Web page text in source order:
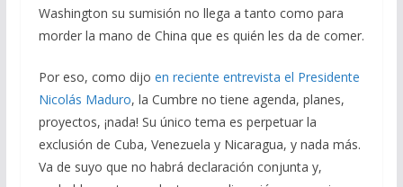
Washington su sumisión no llega a tanto como para
morder la mano de China que es quién les da de comer.
Por eso, como dijo en reciente entrevista el Presidente
Nicolás Maduro, la Cumbre no tiene agenda, planes,
proyectos, ¡nada! Su único tema es perpetuar la
exclusión de Cuba, Venezuela y Nicaragua, y nada más.
Va de suyo que no habrá declaración conjunta y,